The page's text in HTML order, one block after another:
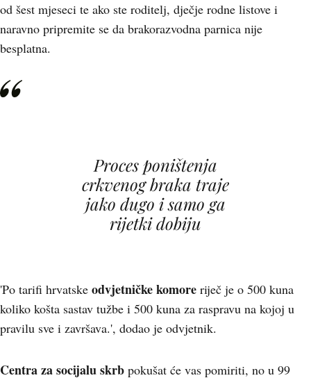
od šest mjeseci te ako ste roditelj, dječje rodne listove i
naravno pripremite se da brakorazvodna parnica nije
besplatna.
Proces poništenja
crkvenog braka traje
jako dugo i samo ga
rijetki dobiju
'Po tarifi hrvatske odvjetničke komore riječ je o 500 kuna
koliko košta sastav tužbe i 500 kuna za raspravu na kojoj u
pravilu sve i završava.', dodao je odvjetnik.
Centra za socijalu skrb pokušat će vas pomiriti, no u 99